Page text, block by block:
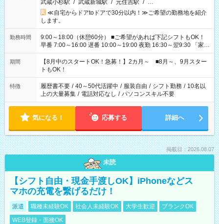
武蔵小杉駅 / 武蔵新城駅 / 元住吉駅 / …
≪自宅からドアtoドアで30分以内！≫ご希望の勤務地を紹介
します。
勤務時間
9:00～18:00（休憩60分） ■ご希望があれば下記シフトもOK！
早番 7:00～16:00 遅番 10:00～19:00 夜勤 16:30～翌9:30 「家族
と休みを合わせたい」 「余裕を持って夕飯の準備がしたい」
「できれば残業はしたくない」 など、ご希望を教えてください
ね。 ※Wワーク希望の方へ 今ご覧のお仕事で希望する勤務時間
と、もう1つのお仕事の勤務時間。 合計で週40時間を超える場
合は応募できません。
期間
【8月中のスタートOK！急募！】2カ月～ ■8月～、9月スター
トもOK！
特徴 履歴書不要 / 40～50代活躍中 / 服装自由 / シフト勤務 / 10名以
上の大量募集 / 電話対応なし / パソコンスキル不要
気になる！ 応募する 詳細へ
掲載日：2026.08.07
未読
【シフト自由・現金手渡しOK】iPhoneなどス
マホの充電を繋げるだけ！
派遣 職種未経験OK 社会人未経験OK 大学生歓迎
ブランクOK
WEB登録・面接OK